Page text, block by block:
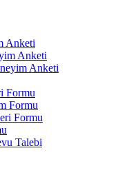
Anketi
Anketi
Anketi
Formu
Formu
Formu
Talebi